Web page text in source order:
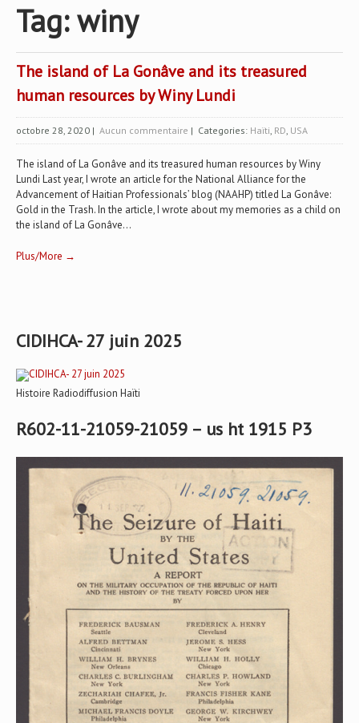
Tag: winy
The island of La Gonâve and its treasured
human resources by Winy Lundi
octobre 28, 2020 | Aucun commentaire | Categories: Haïti, RD, USA
The island of La Gonâve and its treasured human resources by Winy
Lundi Last year, I wrote an article for the National Alliance for the
Advancement of Haitian Professionals’ blog (NAAHP) titled La Gonâve:
Gold in the Trash. In the article, I wrote about my memories as a child on
the island of La Gonâve...
Plus/More →
CIDIHCA- 27 juin 2025
Histoire Radiodiffusion Haïti
R602-11-21059-21059 – us ht 1915 P3